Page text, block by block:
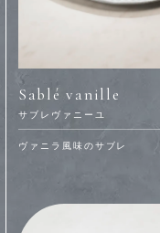
Sablé vanille
サブレヴァニーユ
ヴァニラ風味のサブレ